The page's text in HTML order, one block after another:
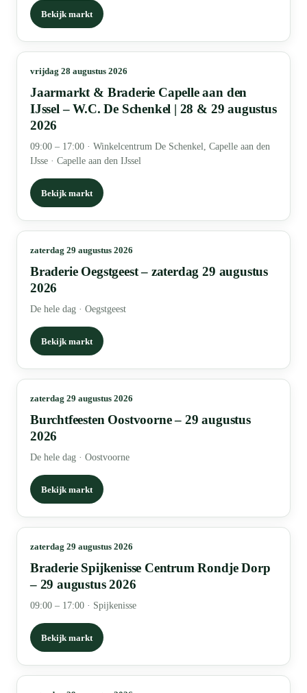
Bekijk markt
vrijdag 28 augustus 2026
Jaarmarkt & Braderie Capelle aan den
IJssel – W.C. De Schenkel | 28 & 29 augustus
2026
09:00 – 17:00 · Winkelcentrum De Schenkel, Capelle aan den
IJsse · Capelle aan den IJssel
Bekijk markt
zaterdag 29 augustus 2026
Braderie Oegstgeest – zaterdag 29 augustus
2026
De hele dag · Oegstgeest
Bekijk markt
zaterdag 29 augustus 2026
Burchtfeesten Oostvoorne – 29 augustus
2026
De hele dag · Oostvoorne
Bekijk markt
zaterdag 29 augustus 2026
Braderie Spijkenisse Centrum Rondje Dorp
– 29 augustus 2026
09:00 – 17:00 · Spijkenisse
Bekijk markt